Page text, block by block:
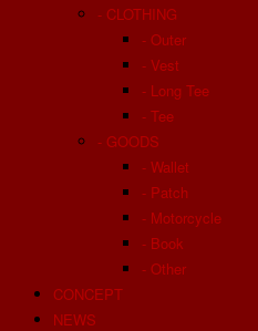
- CLOTHING
- Outer
- Vest
- Long Tee
- Tee
- GOODS
- Wallet
- Patch
- Motorcycle
- Book
- Other
CONCEPT
NEWS